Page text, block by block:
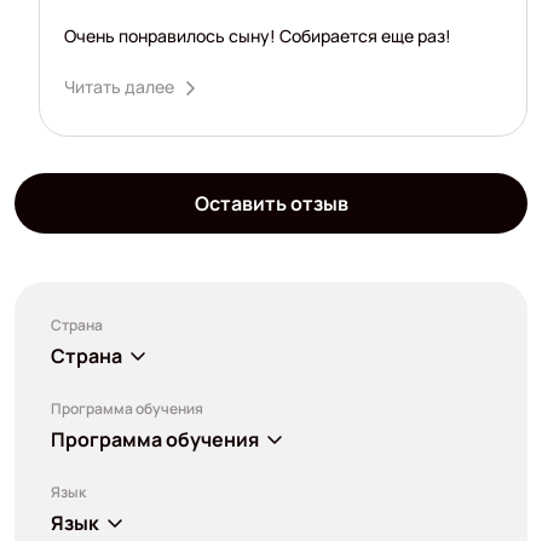
Очень понравилось сыну! Собирается еще раз!
Читать далее
Оставить отзыв
Страна
Страна
Программа обучения
Программа обучения
Язык
Язык